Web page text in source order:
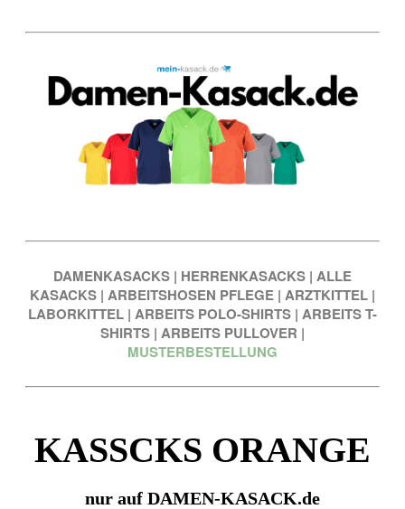
DAMENKASACKS | HERRENKASACKS | ALLE
KASACKS | ARBEITSHOSEN PFLEGE | ARZTKITTEL |
LABORKITTEL | ARBEITS POLO-SHIRTS | ARBEITS T-
SHIRTS | ARBEITS PULLOVER |
MUSTERBESTELLUNG
KASSCKS ORANGE
nur auf DAMEN-KASACK.de